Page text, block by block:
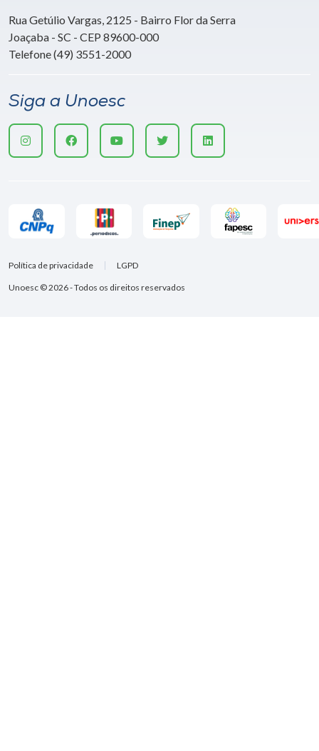
Rua Getúlio Vargas, 2125 - Bairro Flor da Serra
Joaçaba - SC - CEP 89600-000
Telefone (49) 3551-2000
Siga a Unoesc
Unoesc © 2026 - Todos os direitos reservados
Política de privacidade LGPD